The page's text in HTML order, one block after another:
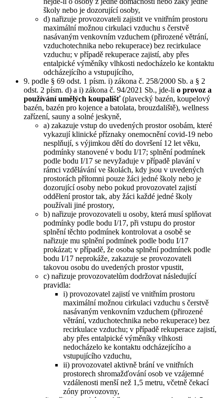
školy nebo je dozorující osoby,
d) nařizuje provozovateli zajistit ve vnitřním prostoru
maximální možnou cirkulaci vzduchu s čerstvě
nasávaným venkovním vzduchem (přirozené větrání,
vzduchotechnika nebo rekuperace) bez recirkulace
vzduchu; v případě rekuperace zajistí, aby přes
entalpické výměníky vlhkosti nedocházelo ke kontaktu
odcházejícího a vstupujícího,
9. podle § 69 odst. 1 písm. i) zákona č. 258/2000 Sb. a § 2
odst. 2 písm. d) a i) zákona č. 94/2021 Sb., jde-li o provoz a
používání umělých koupališť(plavecký bazén, koupelový
bazén, bazén pro kojence a batolata, brouzdaliště), wellness
zařízení, sauny a solné jeskyně,
a) zakazuje vstup do uvedených prostor osobám, které
vykazují klinické příznaky onemocnění covid-19 nebo
nesplňují, s výjimkou dětí do dovršení 12 let věku,
podmínky stanovené v bodu I/17; splnění podmínek
podle bodu I/17 se nevyžaduje v případě plavání v
rámci vzdělávání ve školách, kdy jsou v uvedených
prostorách přítomni pouze žáci jedné školy nebo je
dozorující osoby nebo pokud provozovatel zajistí
oddělení prostor tak, aby žáci každé jedné školy
používali jiné prostory,
b) nařizuje provozovateli u osoby, která musí splňovat
podmínky podle bodu I/17, při vstupu do prostor
splnění těchto podmínek kontrolovat a osobě se
nařizuje mu splnění podmínek podle bodu I/17
prokázat; v případě, že osoba splnění podmínek podle
bodu I/17 neprokáže, zakazuje se provozovateli
takovou osobu do uvedených prostor vpustit,
c) nařizuje provozovatelům dodržovat následující
pravidla:
i) provozovatel zajistí ve vnitřním prostoru
maximální možnou cirkulaci vzduchu s čerstvě
nasávaným venkovním vzduchem (přirozené
větrání, vzduchotechnika nebo rekuperace) bez
recirkulace vzduchu; v případě rekuperace zajistí,
aby přes entalpické výměníky vlhkosti
nedocházelo ke kontaktu odcházejícího a
vstupujícího vzduchu,
ii) provozovatel aktivně brání ve vnitřních
prostorech shromažďování osob ve vzájemné
vzdálenosti menší než 1,5 metru, včetně čekací
zóny provozovny,